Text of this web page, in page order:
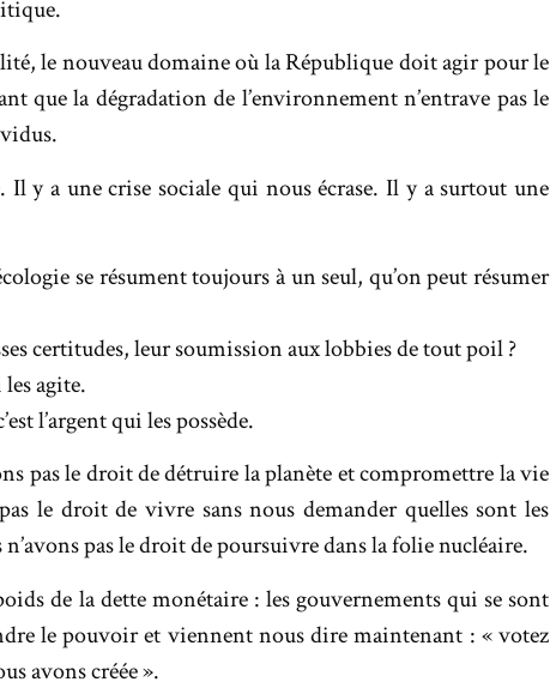
le nouveau domaine où la République doit agir pour le
que la dégradation de l’environnement n’entrave pas le
y a une crise sociale qui nous écrase. Il y a surtout une
se résument toujours à un seul, qu’on peut résumer
certitudes, leur soumission aux lobbies de tout poil ?
agite.
l’argent qui les possède.
pas le droit de détruire la planète et compromettre la vie
le droit de vivre sans nous demander quelles sont les
pas le droit de poursuivre dans la folie nucléaire.
de la dette monétaire : les gouvernements qui se sont
le pouvoir et viennent nous dire maintenant : « votez
avons créée ».